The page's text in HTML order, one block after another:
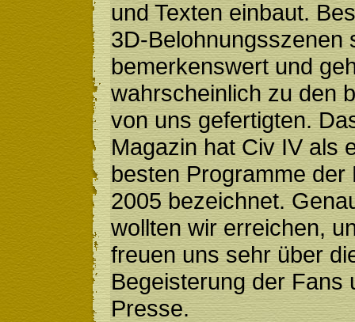
und Texten einbaut.
3D-Belohnungsszenen
bemerkenswert und
wahrscheinlich zu den
von uns gefertigten.
Magazin hat Civ IV als
besten Programme der
2005 bezeichnet.
wollten wir erreichen,
freuen uns sehr über
Begeisterung der Fans
Presse.